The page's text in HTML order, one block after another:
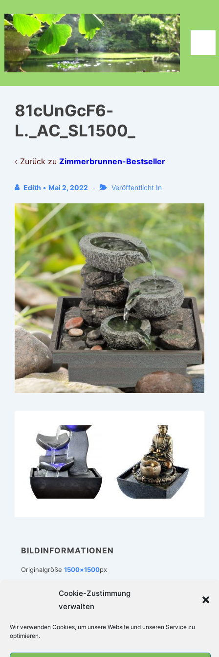
Cookie-Zustimmung
verwalten
Wir verwenden Cookies, um unsere Website und unseren Service zu
optimieren.
Zum
Inhalt
81cUnGcF6-
L._AC_SL1500_
‹ Zurück zu Zimmerbrunnen-Bestseller
Edith • Mai 2, 2022 Veröffentlicht In
BILDINFORMATIONEN
Originalgröße 1500×1500px
Menü
Datenschutz
Copyright © 2026Zimmerbrunnen-Welt|